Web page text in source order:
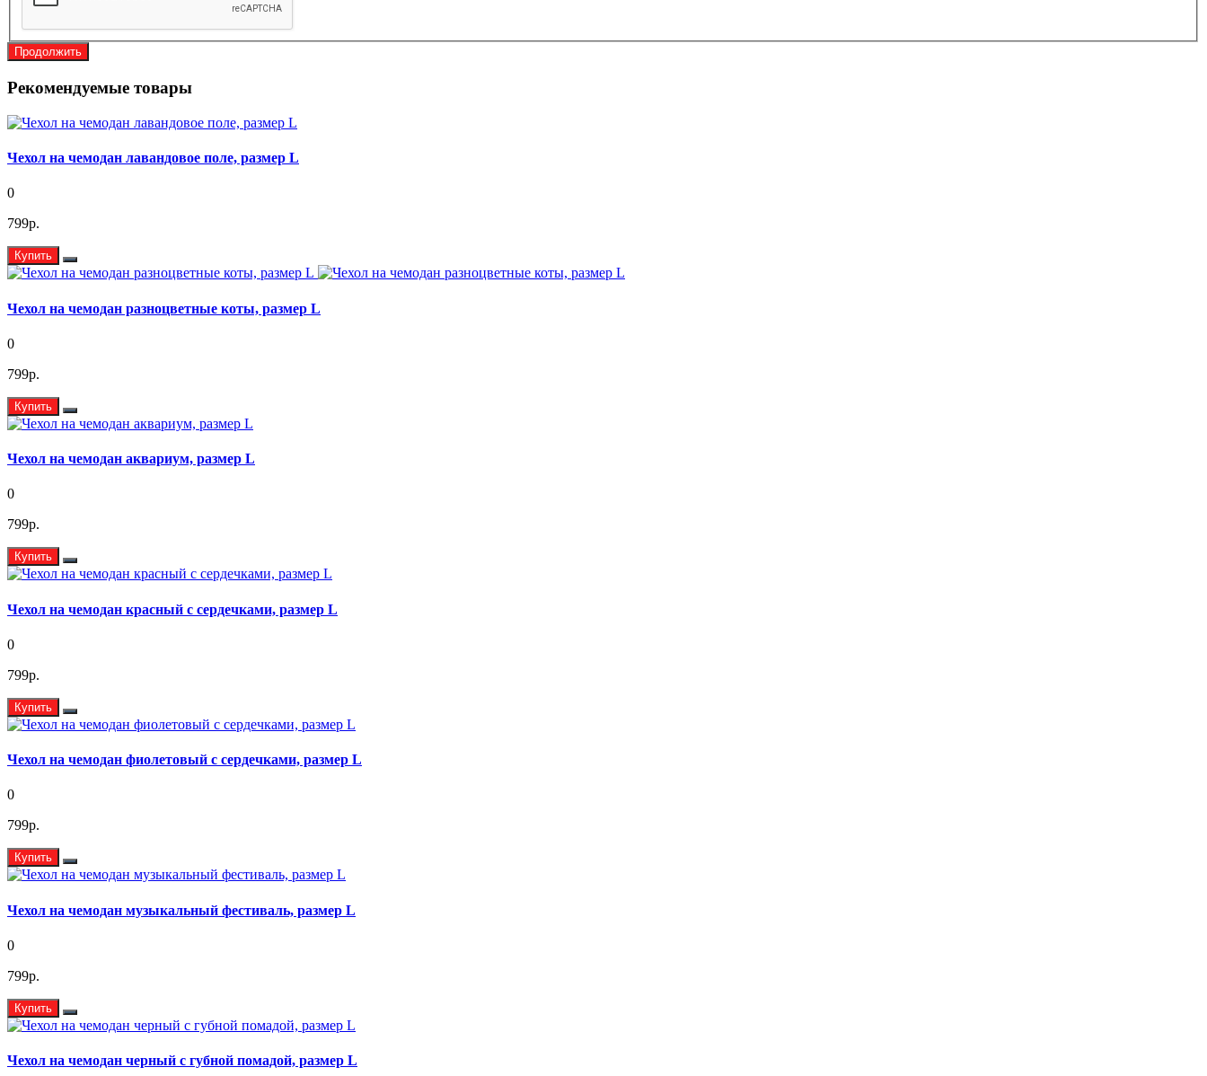
Продолжить
Рекомендуемые товары
Чехол на чемодан лавандовое поле, размер L
0
799р.
Купить
Чехол на чемодан разноцветные коты, размер L
0
799р.
Купить
Чехол на чемодан аквариум, размер L
0
799р.
Купить
Чехол на чемодан красный с сердечками, размер L
0
799р.
Купить
Чехол на чемодан фиолетовый с сердечками, размер L
0
799р.
Купить
Чехол на чемодан музыкальный фестиваль, размер L
0
799р.
Купить
Чехол на чемодан черный с губной помадой, размер L